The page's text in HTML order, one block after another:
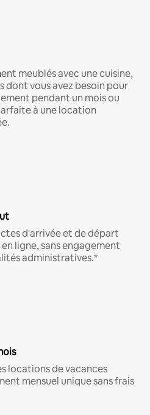
meublés avec une cuisine,
dont vous avez besoin pour
pendant un mois ou
à une location
d'arrivée et de départ
ligne, sans engagement
administratives.*
locations de vacances
mensuel unique sans frais